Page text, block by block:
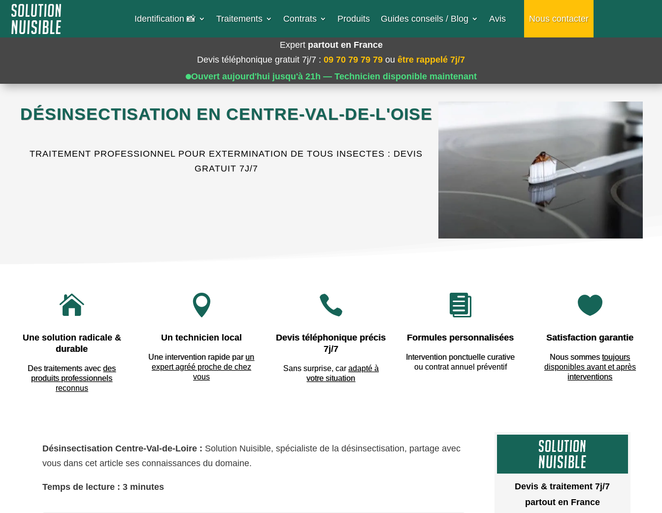
Identification 📸​ Traitements Contrats Produits Guides conseils / Blog Avis Nous contacter
Expert partout en France
Devis téléphonique gratuit 7j/7 : 09 70 79 79 79 ou être rappelé 7j/7
Ouvert aujourd'hui jusqu'à 21h — Technicien disponible maintenant
DÉSINSECTISATION EN CENTRE-VAL-DE-L'OISE
TRAITEMENT PROFESSIONNEL POUR EXTERMINATION DE TOUS INSECTES : DEVIS
GRATUIT 7J/7

Une solution radicale &
durable
Des traitements avecdes
produits professionnels
reconnus

Un technicien local
Une intervention rapide par un
expert agréé proche de chez
vous

Devis téléphonique précis
7j/7
Sans surprise, car adapté à
votre situation

Formules personnalisées
Intervention ponctuelle curative
ou contrat annuel préventif

Satisfaction garantie
Nous sommestoujours
disponibles avant et après
interventions
Désinsectisation Centre-Val-de-Loire : Solution Nuisible, spécialiste de la désinsectisation, partage avec
vous dans cet article ses connaissances du domaine.
Temps de lecture : 3 minutes
Devis & traitement 7j/7
partout en France